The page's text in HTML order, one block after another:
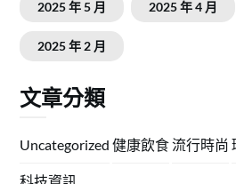
2025 年 5 月 2025 年 4 月
2025 年 2 月
文章分類
Uncategorized 健康飲食流行時尚